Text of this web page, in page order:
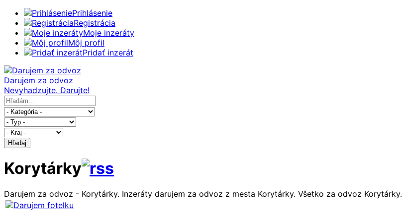
Prihlásenie
Registrácia
Moje inzeráty
Môj profil
Pridať inzerát
Darujem za odvoz
Nevyhadzujte. Darujte!
Hľadaj
Korytárky
Darujem za odvoz - Korytárky. Inzeráty darujem za odvoz z mesta Korytárky. Všetko za odvoz Korytárky.